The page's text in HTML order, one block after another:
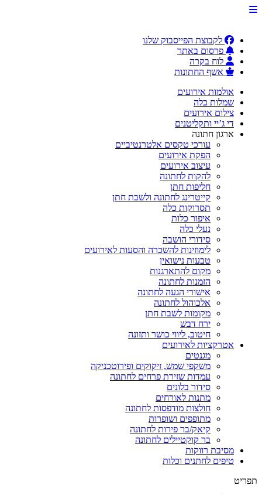
לקבוצת הפייסבוק שלנו
פרסום באתר
לוח בקרה
אשף החתונות
אולמות אירועים
שמלות כלה
צילום אירועים
די ג’יי ותקליטנים
ארגון חתונה
עורכי טקסים אלטרנטיביים
הפקת אירועים
עיצוב אירועים
להקות לחתונה
חליפות חתן
קייטרינג לחתונה ולשבת חתן
תסרוקות כלה
איפור כלות
נעלי כלה
סידורי הושבה
לימוזינות להשכרה והסעות לאירועים
טבעות נישואין
מקום להתארגנות
הזמנות לחתונה
אישורי הגעה לחתונה
אלכוהול לחתונה
מקומות לשבת חתן
ירח דבש
חיטוב, ליווי כושר ותזונה
אטרקציות לאירועים
מגנטים
משקפי שמש, זיקוקים ופירוטכניקה
עמדות שזירת פרחים לחתונה
סידור בלונים
מתנות לאורחים
חולצות מודפסות לחתונה
מתופפים ושופרות
קיאק/בר פירות לחתונה
בר קוקטיילים לחתונה
מסיבת רווקות
טיפים לחתנים וכלות
תפריט